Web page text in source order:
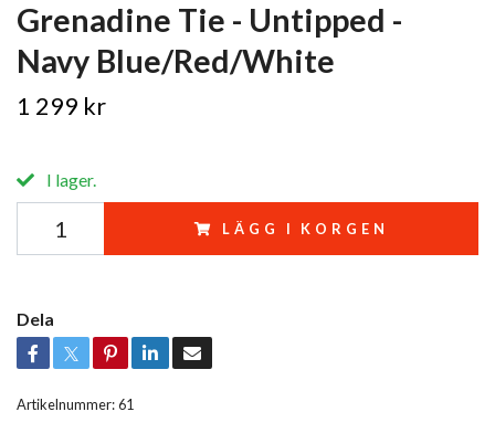
Grenadine Tie - Untipped -
Navy Blue/Red/White
1 299 kr
I lager.
LÄGG I KORGEN
Dela
Artikelnummer:61